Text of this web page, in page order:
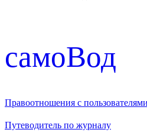
cамоВод
Правоотношения с пользователями
Путеводитель по журналу